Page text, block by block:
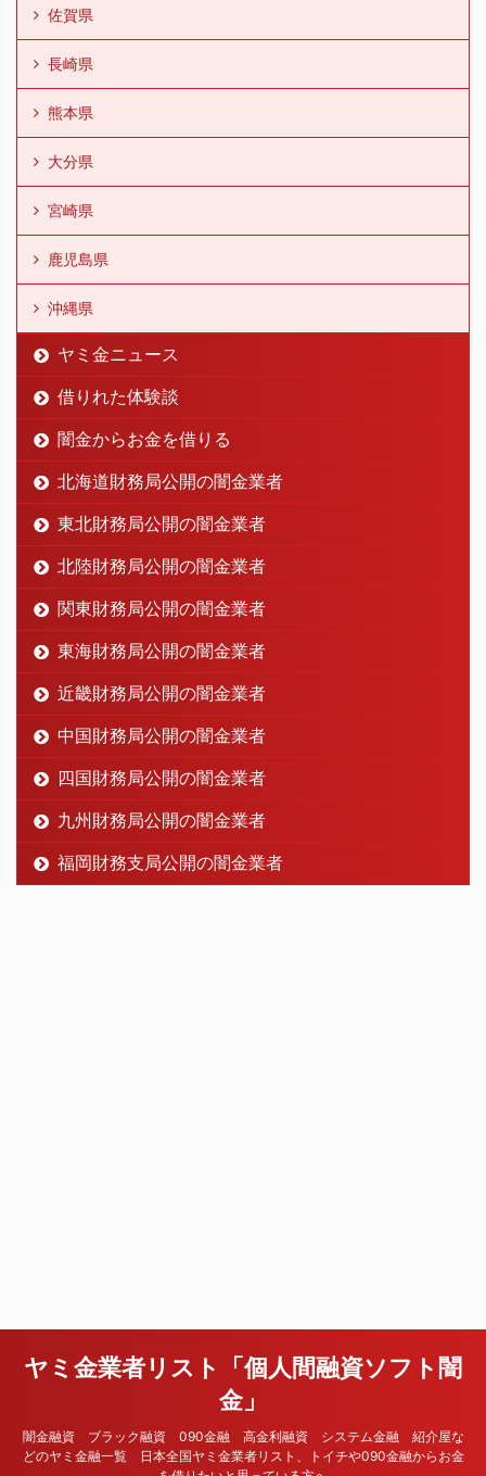
佐賀県
長崎県
熊本県
大分県
宮崎県
鹿児島県
沖縄県
ヤミ金ニュース
借りれた体験談
闇金からお金を借りる
北海道財務局公開の闇金業者
東北財務局公開の闇金業者
北陸財務局公開の闇金業者
関東財務局公開の闇金業者
東海財務局公開の闇金業者
近畿財務局公開の闇金業者
中国財務局公開の闇金業者
四国財務局公開の闇金業者
九州財務局公開の闇金業者
福岡財務支局公開の闇金業者
ヤミ金業者リスト「個人間融資ソフト闇
金」
闇金融資 ブラック融資 090金融 高金利融資 システム金融 紹介屋な
どのヤミ金融一覧 日本全国ヤミ金業者リスト、トイチや090金融からお金